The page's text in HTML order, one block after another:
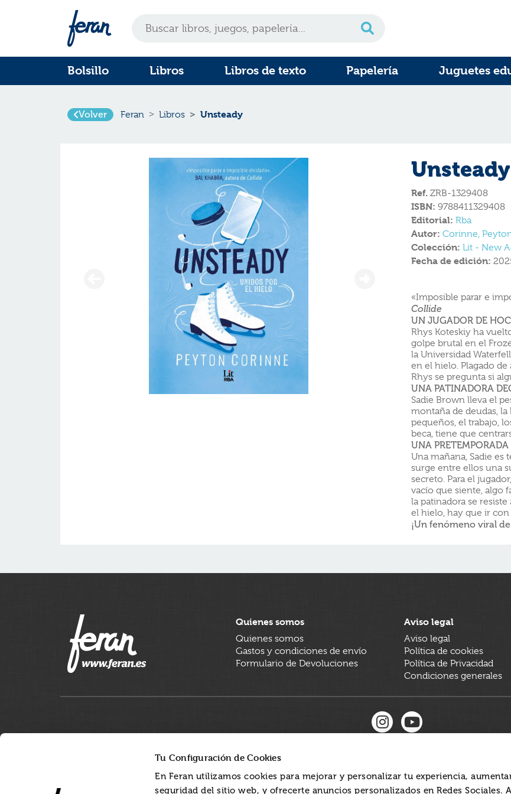
Tu Configuración de Cookies
En Feran utilizamos cookies para mejorar y personalizar tu experiencia,
seguridad del sitio web, y ofrecerte anuncios personalizados en Redes Sociales.
Bolsillo Libros Libros de texto Papelería Juguetes
Volver Feran Libros Unsteady
Unsteady
Ref. ZRB-1329408
ISBN: 9788411329408
Editorial: Rba
Autor: Corinne,
Colección: Lit - New
Fecha de edición:
«Imposible parar e
Collide
UN JUGADOR DE
Rhys Koteskiy ha
golpe brutal en el
la Universidad
en el hielo. Plagado
Rhys se pregunta si
UNA PATINADORA
Sadie Brown lleva el
montaña de deudas,
pequeños, el trabajo,
beca, tiene que
UNA
Una mañana, Sadie es
surge entre ellos una
secreto. Para el
vacío que siente, algo
la patinadora se
el hielo, hay que ir
¡Un fenómeno viral
Quienes somos
Quienes somos
Gastos y condiciones de envío
Formulario de Devoluciones
Aviso legal
Aviso legal
Política de cookies
Política de Privacidad
Condiciones generales